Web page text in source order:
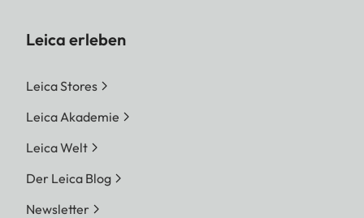
Leica erleben
Leica Stores
Leica Akademie
Leica Welt
Der Leica Blog
Newsletter